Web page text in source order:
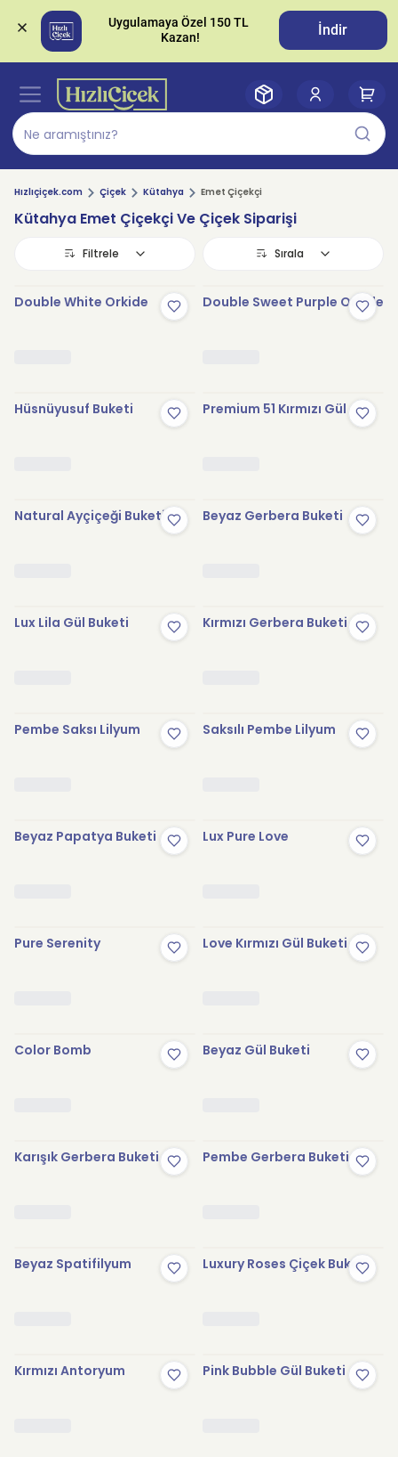
Uygulamaya Özel 150 TL
İndir
Hızlıçiçek.com Çiçek Kütahya Emet Çiçekçi
Kütahya Emet Çiçekçi Ve Çiçek Siparişi
Filtrele Sırala
Double White Orkide Double Sweet Purple Orkide
Hüsnüyusuf Buketi Premium 51 Kırmızı Gül
Natural Ayçiçeği Buketi Beyaz Gerbera Buketi
Lux Lila Gül Buketi Kırmızı Gerbera Buketi
Pembe Saksı Lilyum Saksılı Pembe Lilyum
Beyaz Papatya Buketi Lux Pure Love
Pure Serenity Love Kırmızı Gül Buketi
Color Bomb Beyaz Gül Buketi
Karışık Gerbera Buketi Pembe Gerbera Buketi
Beyaz Spatifilyum Luxury Roses Çiçek Buketi
Kırmızı Antoryum Pink Bubble Gül Buketi